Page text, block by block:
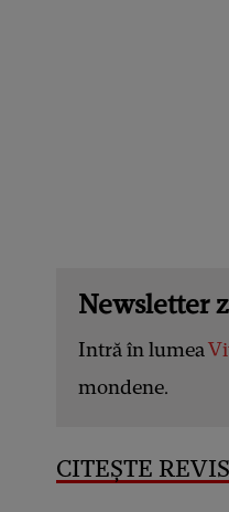
Newsletter
Intră în lumea
mondene.
CITEȘTE